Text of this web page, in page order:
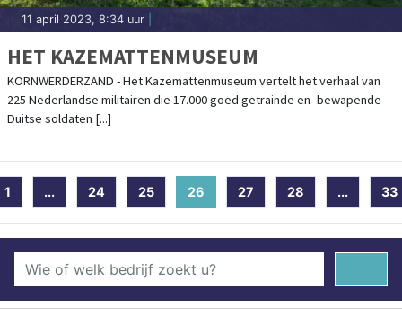
11 april 2023, 8:34 uur
HET KAZEMATTENMUSEUM
KORNWERDERZAND - Het Kazemattenmuseum vertelt het verhaal van
225 Nederlandse militairen die 17.000 goed getrainde en -bewapende
Duitse soldaten [...]
1 ... 24 25 26 (current)
27 28 ... 33